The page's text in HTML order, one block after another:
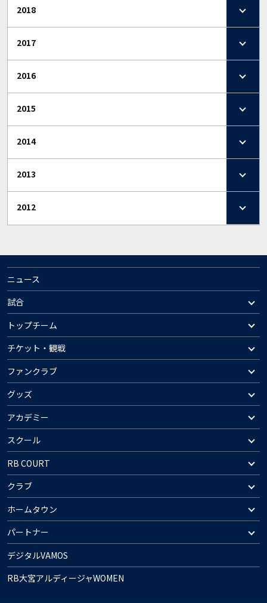
2018
2017
2016
2015
2014
2013
2012
ニュース
試合
トップチーム
チケット・観戦
ファンクラブ
グッズ
アカデミー
スクール
RB COURT
クラブ
ホームタウン
パートナー
デジタルVAMOS
RB大宮アルディージャWOMEN